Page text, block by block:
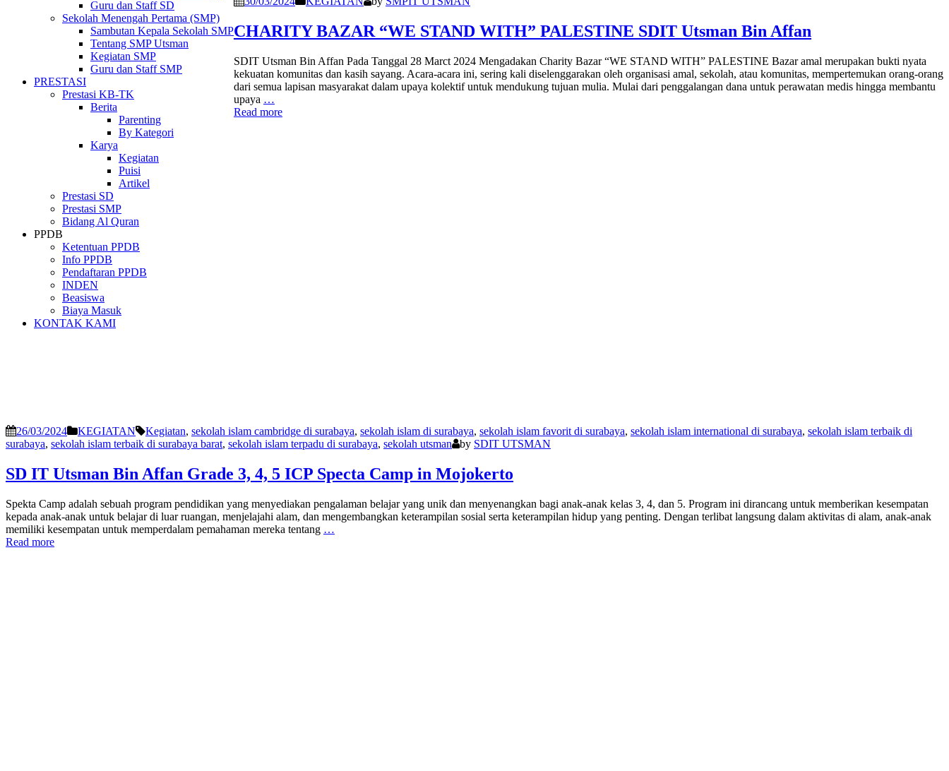
Guru dan Staff SD
Sekolah Menengah Pertama (SMP)
Sambutan Kepala Sekolah SMP
Tentang SMP Utsman
Kegiatan SMP
Guru dan Staff SMP
PRESTASI
Prestasi KB-TK
Berita
Parenting
By Kategori
Karya
Kegiatan
Puisi
Artikel
Prestasi SD
Prestasi SMP
Bidang Al Quran
PPDB
Ketentuan PPDB
Info PPDB
Pendaftaran PPDB
INDEN
Beasiswa
Biaya Masuk
KONTAK KAMI
CHARITY BAZAR “WE STAND WITH” PALESTINE SDIT Utsman Bin Affan
SDIT Utsman Bin Affan Pada Tanggal 28 Marct 2024 Mengadakan Charity Bazar “WE STAND WITH” PALESTINE Bazar amal merupakan bukti nyata
kekuatan komunitas dan kasih sayang. Acara-acara ini, sering kali diselenggarakan oleh organisasi amal, sekolah, atau komunitas, mempertemukan orang-orang
dari semua lapisan masyarakat dalam upaya kolektif untuk mendukung tujuan mulia. Mulai dari penggalangan dana untuk perawatan medis hingga membantu
upaya …
Read more
26/03/2024 KEGIATAN Kegiatan, sekolah islam cambridge di surabaya, sekolah islam di surabaya, sekolah islam favorit di surabaya, sekolah islam international di surabaya, sekolah islam terbaik di
surabaya, sekolah islam terbaik di surabaya barat, sekolah islam terpadu di surabaya, sekolah utsman by SDIT UTSMAN
SD IT Utsman Bin Affan Grade 3, 4, 5 ICP Specta Camp in Mojokerto
Spekta Camp adalah sebuah program pendidikan yang menyediakan pengalaman belajar yang unik dan menyenangkan bagi anak-anak kelas 3, 4, dan 5. Program ini dirancang untuk memberikan kesempatan
kepada anak-anak untuk belajar di luar ruangan, menjelajahi alam, dan mengembangkan keterampilan sosial serta keterampilan hidup yang penting. Dengan terlibat langsung dalam aktivitas di alam, anak-anak
memiliki kesempatan untuk memperdalam pemahaman mereka tentang …
Read more